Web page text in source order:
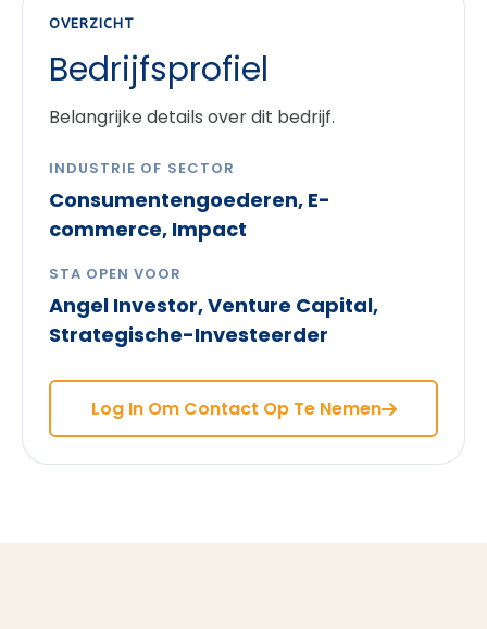
OVERZICHT
Bedrijfsprofiel
Belangrijke details over dit bedrijf.
INDUSTRIE OF SECTOR
Consumentengoederen, E-
commerce, Impact
STA OPEN VOOR
Angel Investor, Venture Capital,
Strategische-Investeerder
Log In Om Contact Op Te Nemen